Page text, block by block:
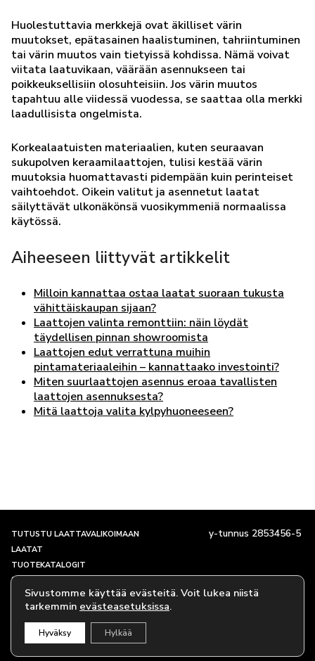
Huolestuttavia merkkejä ovat äkilliset värin
muutokset, epätasainen haalistuminen, tahriintuminen
tai värin muutos vain tietyissä kohdissa. Nämä voivat
viitata laatuvikaan, väärään asennukseen tai
poikkeuksellisiin olosuhteisiin. Jos värin muutos
tapahtuu alle viidessä vuodessa, se saattaa olla merkki
laadullisista ongelmista.
Korkealaatuisten materiaalien, kuten seuraavan
sukupolven keraamilaattojen, tulisi kestää värin
muutoksia huomattavasti pidempään kuin perinteiset
vaihtoehdot. Oikein valitut ja asennetut laatat
säilyttävät ulkonäkönsä vuosikymmeniä normaalissa
käytössä.
Aiheeseen liittyvät artikkelit
Milloin kannattaa ostaa laatat suoraan tukusta
vähittäiskaupan sijaan?
Laattojen valinta remonttiin: näin löydät
täydellisen pinnan showroomista
Laattojen edut verrattuna muihin
pintamateriaaleihin – kannattaako investointi?
Miten suurlaattojen asennus eroaa tavallisten
laattojen asennuksesta?
Mitä laattoja valita kylpyhuoneeseen?
TUTUSTU LAATTAVALIKOIMAAN
LAATAT
TUOTEKATALOGIT
SHOWROOM JA YHTEYSTIEDOT
TARINAMME
EVÄSTEKÄYTÄNTÖ
y-tunnus 2853456-5
© Caisla Oy 2018-2026
Sivustomme käyttää evästeitä. Voit lukea niistä
tarkemmin evästeasetuksissa.
Hyväksy Hylkää